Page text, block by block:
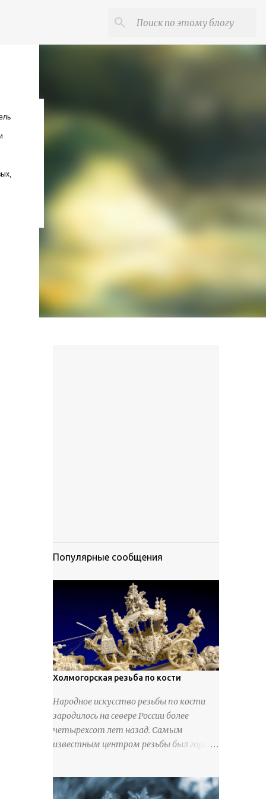
Популярные сообщения
Холмогорская резьба по кости
Народное искусство резьбы по кости
зародилось на севере России более
четырехсот лет назад. Самым
известным центром резьбы был город
служили кости тюленей, рыб и моржей.